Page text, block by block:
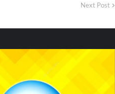
Next Post